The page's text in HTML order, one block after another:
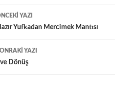
YAZI
Yufkadan Mercimek Mantısı
YAZI
Dönüş